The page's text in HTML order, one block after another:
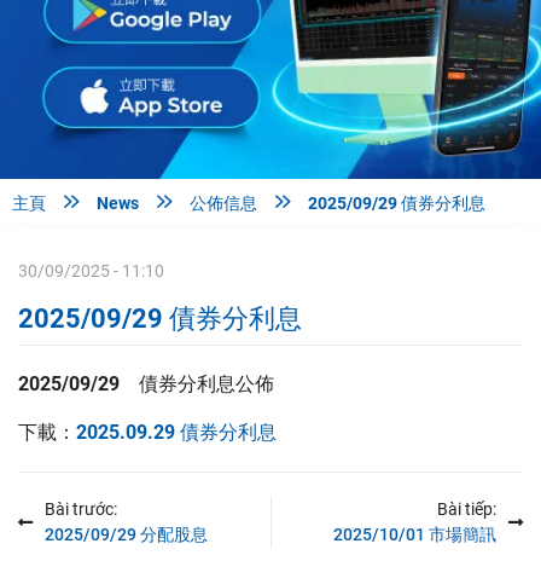
主頁  News  公佈信息  2025/09/29 債券分利息
30/09/2025 - 11:10
2025/09/29 債券分利息
2025/09/29 債券分利息公佈
下載： 2025.09.29 債券分利息
Bài trước:
2025/09/29 分配股息
Bài tiếp:
2025/10/01 市場簡訊